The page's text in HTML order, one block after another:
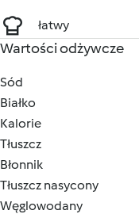
łatwy
Wartości odżywcze
Sód
Białko
Kalorie
Tłuszcz
Błonnik
Tłuszcz nasycony
Węglowodany